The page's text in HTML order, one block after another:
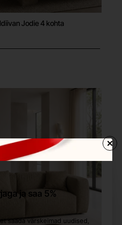
ja saa 5%
saada värskeimad uudised,
Tasuta tarne
Jodie 4 kohta